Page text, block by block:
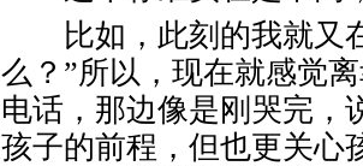
比如，此刻的我就又
么？”所以，现在就感觉
电话，那边像是刚哭完，
孩子的前程，但也更关心